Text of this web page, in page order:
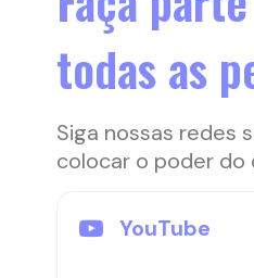
todas as
Siga nossas redes
colocar o poder do
YouTube